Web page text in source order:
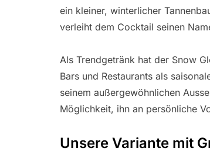
ein kleiner, winterlicher
verleiht dem Cocktail seinen
Als Trendgetränk hat der Snow
Bars und Restaurants als
seinem außergewöhnlichen
Möglichkeit, ihn an persönliche
Unsere Variante mit